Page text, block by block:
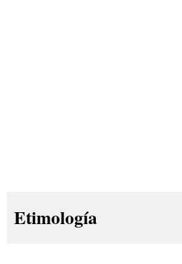
Etimología